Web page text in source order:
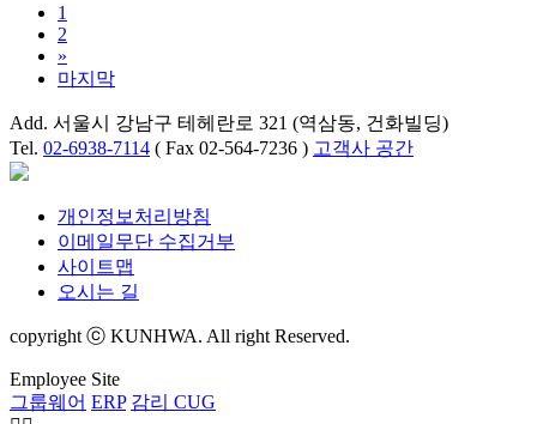
1
2
»
마지막
Add. 서울시 강남구 테헤란로 321 (역삼동, 건화빌딩)
Tel. 02-6938-7114 ( Fax 02-564-7236 ) 고객사 공간
개인정보처리방침
이메일무단 수집거부
사이트맵
오시는 길
copyright ⓒ KUNHWA. All right Reserved.
Employee Site
그룹웨어 ERP 감리 CUG